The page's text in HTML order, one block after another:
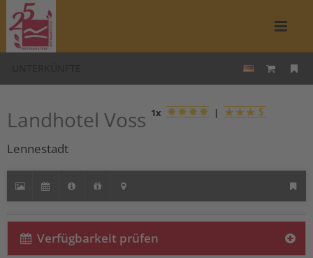
Landhotel Voss 1x |
Lennestadt
Verfügbarkeit prüfen